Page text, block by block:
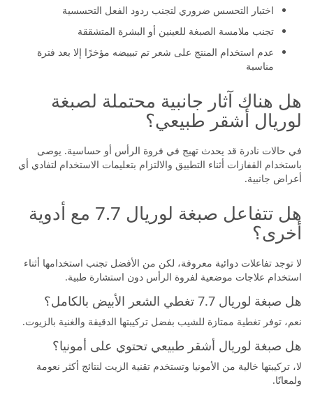
اختبار التحسس ضروري لتجنب ردود الفعل التحسسية
تجنب ملامسة الصبغة للعينين أو البشرة المتشققة
عدم استخدام المنتج على شعر تم تبييضه مؤخرًا إلا بعد فترة
مناسبة
هل هناك آثار جانبية محتملة لصبغة
لوريال أشقر طبيعي؟
في حالات نادرة قد يحدث تهيج في فروة الرأس أو حساسية. يوصى
باستخدام القفازات أثناء التطبيق والالتزام بتعليمات الاستخدام لتفادي أي
أعراض جانبية.
هل تتفاعل صبغة لوريال 7.7 مع أدوية
أخرى؟
لا توجد تفاعلات دوائية معروفة، لكن من الأفضل تجنب استخدامها أثناء
استخدام علاجات موضعية لفروة الرأس دون استشارة طبية.
هل صبغة لوريال 7.7 تغطي الشعر الأبيض بالكامل؟
نعم، توفر تغطية ممتازة للشيب بفضل تركيبتها الدقيقة والغنية بالزيوت.
هل صبغة لوريال أشقر طبيعي تحتوي على أمونيا؟
لا، تركيبتها خالية من الأمونيا وتستخدم تقنية الزيت لنتائج أكثر نعومة
ولمعانًا.